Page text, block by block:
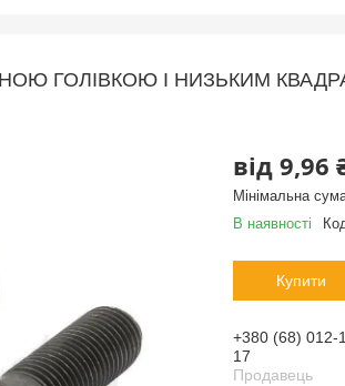
ГОЛІВКОЮ І НИЗЬКИМ
від 9,96
Мінімальна
В наявності
Купити
+380 (68) 012-
17
Продавець